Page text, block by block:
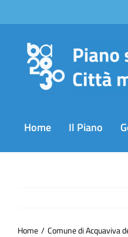
al
contenuto
Home Il Piano
Home Comune di Acquaviva